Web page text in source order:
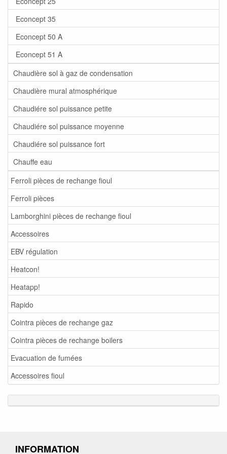
Econcept 35
Econcept 50 A
Econcept 51 A
Chaudière sol à gaz de condensation
Chaudière mural atmosphérique
Chaudiére sol puissance petite
Chaudiére sol puissance moyenne
Chaudiére sol puissance fort
Chauffe eau
Ferroli pièces de rechange fioul
Ferroli pièces
Lamborghini pièces de rechange fioul
Accessoires
EBV régulation
Heatcon!
Heatapp!
Rapido
Cointra pièces de rechange gaz
Cointra pièces de rechange boilers
Evacuation de fumées
Accessoires fioul
INFORMATION